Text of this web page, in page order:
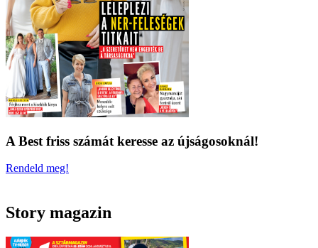
A Best friss számát keresse az újságosoknál!
Rendeld meg!
Story magazin